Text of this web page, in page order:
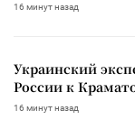
16 минут назад
Украинский
России к
16 минут назад